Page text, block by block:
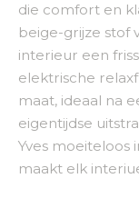
die comfort en
beige-grijze stof
interieur een
elektrische
maat, ideaal na
eigentijdse
Yves moeiteloos
maakt elk